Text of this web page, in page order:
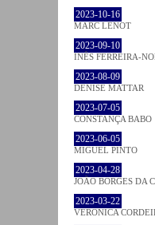
2023-10-16
MARC LENOT
2023-09-10
INÊS FERREIRA-
2023-08-09
DENISE MATTAR
2023-07-05
CONSTANÇA BABO
2023-06-05
MIGUEL PINTO
2023-04-28
JOÃO BORGES DA
2023-03-22
VERONICA